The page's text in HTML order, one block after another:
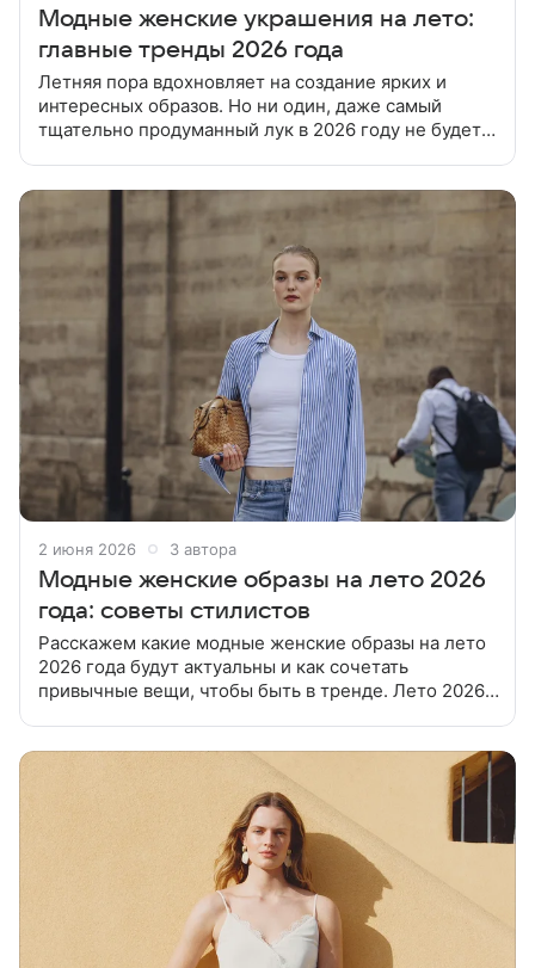
Модные женские украшения на лето:
главные тренды 2026 года
Летняя пора вдохновляет на создание ярких и
интересных образов. Но ни один, даже самый
тщательно продуманный лук в 2026 году не будет
2 июня 2026 3 автора
Модные женские образы на лето 2026
года: советы стилистов
Расскажем какие модные женские образы на лето
2026 года будут актуальны и как сочетать
привычные вещи, чтобы быть в тренде. Лето 2026